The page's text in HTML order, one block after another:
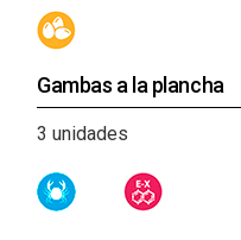
Gambas a la plancha
3 unidades